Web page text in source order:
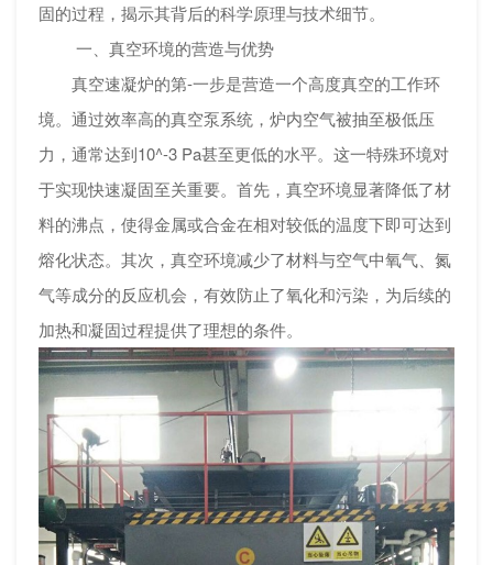
固的过程，揭示其背后的科学原理与技术细节。
一、真空环境的营造与优势
真空速凝炉的第-一步是营造一个高度真空的工作环
境。通过效率高的真空泵系统，炉内空气被抽至极低压
力，通常达到10^-3 Pa甚至更低的水平。这一特殊环境对
于实现快速凝固至关重要。首先，真空环境显著降低了材
料的沸点，使得金属或合金在相对较低的温度下即可达到
熔化状态。其次，真空环境减少了材料与空气中氧气、氮
气等成分的反应机会，有效防止了氧化和污染，为后续的
加热和凝固过程提供了理想的条件。